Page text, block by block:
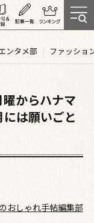
ンタメ部 ファッショ
曜からハナマ
は願いごと
おしゃれ手帖編集部